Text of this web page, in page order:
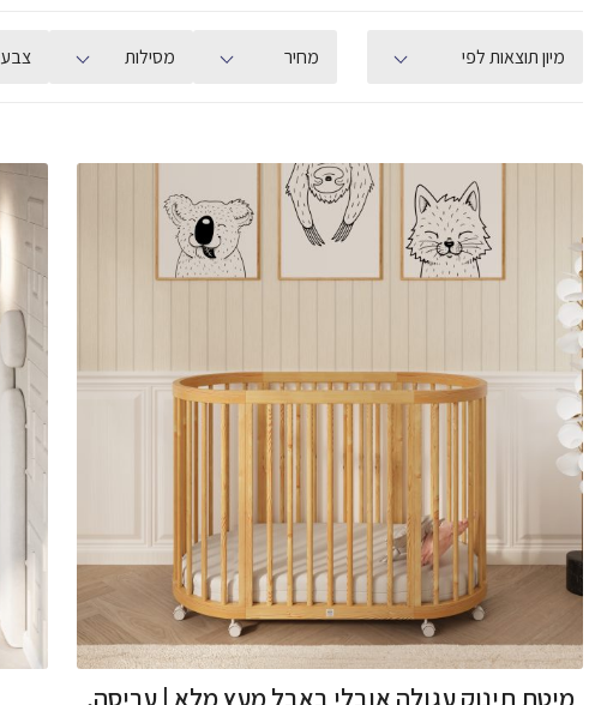
מחיר מסילות צבע מיון תוצאות לפי
מיטת תינוק עגולה אובלי באבל מעץ מלא | עריסה,